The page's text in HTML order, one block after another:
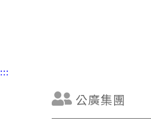
:::
公廣集團